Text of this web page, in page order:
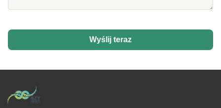
Wyślij teraz